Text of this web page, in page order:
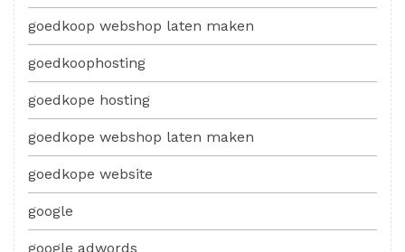
goedkoop webshop laten maken
goedkoophosting
goedkope hosting
goedkope webshop laten maken
goedkope website
google
google adwords